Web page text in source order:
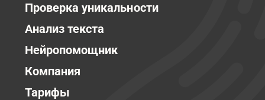
Проверка уникальности
Анализ текста
Нейропомощник
Компания
Тарифы